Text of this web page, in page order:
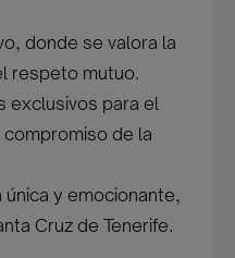
donde se valora la
respeto mutuo.
exclusivos para el
de la
única y emocionante,
Cruz de Tenerife.